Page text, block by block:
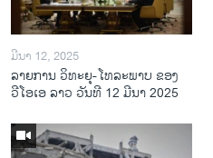
ມີນາ 12, 2025
ລາຍການ ວິທະຍຸ-ໂທລະພາບ ຂອງ
ວີໂອເອ ລາວ ວັນທີ 12 ມີນາ 2025